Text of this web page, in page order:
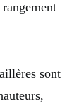
sont